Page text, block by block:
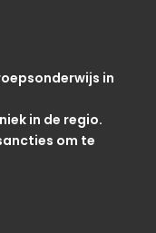
in
in de regio.
om te